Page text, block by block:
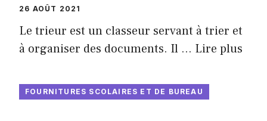
26 AOÛT 2021
Le trieur est un classeur servant à trier et
à organiser des documents. Il … Lire plus
FOURNITURES SCOLAIRES ET DE BUREAU